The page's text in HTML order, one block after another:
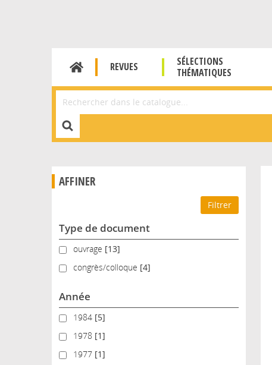
REVUES
SÉLECTIONS
THÉMATIQUES
Affiner la Recherche
AFFINER
Type de document
ouvrageouvrage [13]
congrès/colloque
congrès/colloque [4]
Année
19841984 [5]
19781978 [1]
19771977 [1]